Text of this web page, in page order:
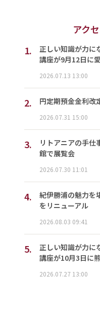
アク
1.
正しい知識が力
講座が9月12日に
2026.07.13 13:00
2. 円定期預金金利改
2026.07.31 15:00
3.
リトアニアの手
館で展覧会
2026.07.30 11:01
4.
紀伊勝浦の魅力
をリニューアル
2026.08.03 09:41
5.
正しい知識が力
講座が10月3日に
2026.07.27 13:00